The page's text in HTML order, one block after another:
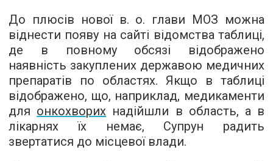
До плюсів нової в. о. глави МОЗ можна
віднести появу на сайті відомства таблиці,
де в повному обсязі відображено
наявність закуплених державою медичних
препаратів по областях. Якщо в таблиці
відображено, що, наприклад, медикаменти
для онкохворих надійшли в область, а в
лікарнях їх немає, Супрун радить
звертатися до місцевої влади.